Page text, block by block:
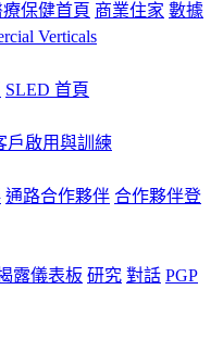
保健首頁 商業住家 數據
Verticals
SLED 首頁
戶啟用與訓練
通路合作夥伴 合作夥伴登
露儀表板 研究 對話 PGP